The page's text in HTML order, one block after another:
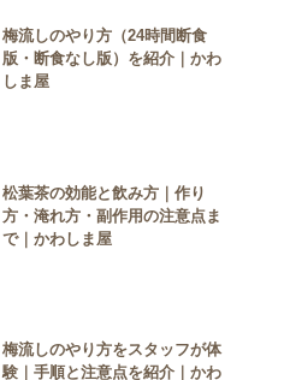
梅流しのやり方（24時間断食
版・断食なし版）を紹介｜かわ
しま屋
松葉茶の効能と飲み方｜作り
方・淹れ方・副作用の注意点ま
で｜かわしま屋
梅流しのやり方をスタッフが体
験｜手順と注意点を紹介｜かわ